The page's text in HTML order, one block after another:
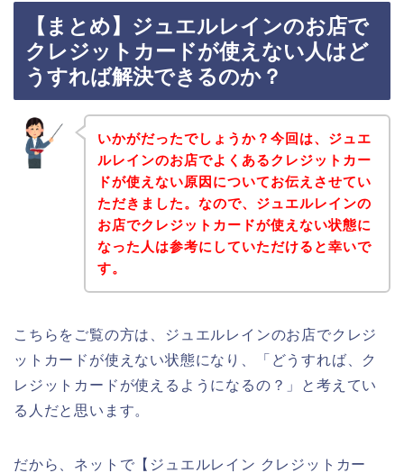
【まとめ】ジュエルレインのお店で
クレジットカードが使えない人はど
うすれば解決できるのか？
いかがだったでしょうか？今回は、ジュエ
ルレインのお店でよくあるクレジットカー
ドが使えない原因についてお伝えさせてい
ただきました。なので、ジュエルレインの
お店でクレジットカードが使えない状態に
なった人は参考にしていただけると幸いで
す。
こちらをご覧の方は、ジュエルレインのお店でクレジ
ットカードが使えない状態になり、「どうすれば、ク
レジットカードが使えるようになるの？」と考えてい
る人だと思います。
だから、ネットで【ジュエルレイン クレジットカー